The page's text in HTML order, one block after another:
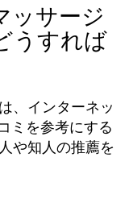
ッサージ
うすれば
、インターネッ
ミを参考にする
や知人の推薦を